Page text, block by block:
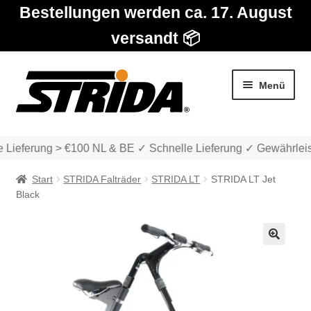
Bestellungen werden ca. 17. August
versandt 📦
Zur
Navigation
springen
Zum
Inhalt
springen
Menü
> €100 NL & BE ✓ Schnelle Lieferung ✓
Start STRIDA Falträder STRIDA LT
STRIDA LT Jet
Black